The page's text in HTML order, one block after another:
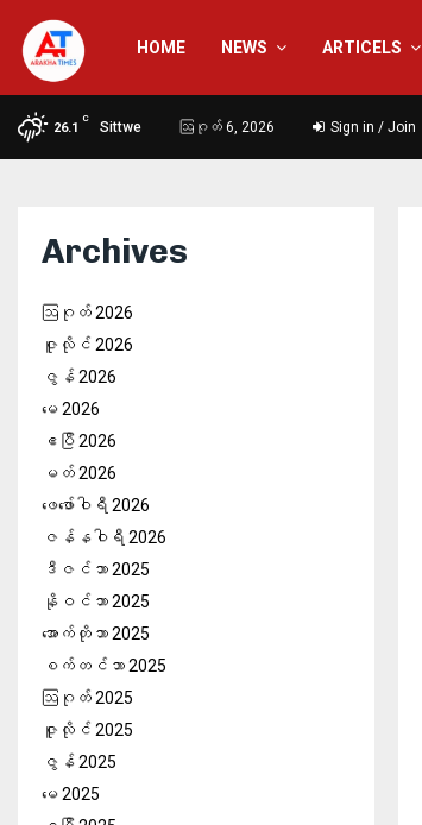
HOME NEWS ARTICELS
26.1
C
Sittwe ဩဂုတ် 6, 2026 Sign in / Join
Archives
ဩဂုတ် 2026
ဇူလိုင် 2026
ဇွန် 2026
မေ 2026
ဧပြီ 2026
မတ် 2026
ဖေ‌ဖော်ဝါရီ 2026
ဇန်နဝါရီ 2026
ဒီဇင်ဘာ 2025
နိုဝင်ဘာ 2025
အောက်တိုဘာ 2025
စက်တင်ဘာ 2025
ဩဂုတ် 2025
ဇူလိုင် 2025
ဇွန် 2025
မေ 2025